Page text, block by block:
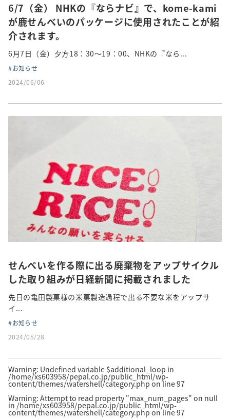
6/7（金） NHKの『ならナビ』で、kome-kami
が鹿せんべいのパッケージに使用されたことが紹
介されます。
6月7日（金）夕方18：30～19：00、NHKの『なら...
お知らせ
2024/06/06
せんべいを作る際に出る廃棄物をアップサイクル
した取り組みが日経新聞に掲載されました
先日の亀田製菓様の米菓製造過程で出る不要な米をアップサ
イ...
お知らせ
2024/05/28
Warning: Undefined variable $additional_loop in
/home/xs603958/pepal.co.jp/public_html/wp-
content/themes/watershell/category.php on line97
Warning: Attempt to read property "max_num_pages" on null
in /home/xs603958/pepal.co.jp/public_html/wp-
content/themes/watershell/category.php on line97